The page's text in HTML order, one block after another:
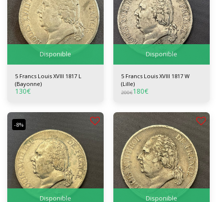
Disponible
5 Francs Louis XVIII 1817 L
(Bayonne)
130€
Disponible
5 Francs Louis XVIII 1817 W
(Lille)
200€180€
Disponible
-8%
Disponible